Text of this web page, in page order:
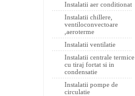
Instalatii aer conditionat
Instalatii chillere,
ventiloconvectoare
,aeroterme
Instalatii ventilatie
Instalatii centrale termice
cu tiraj fortat si in
condensatie
Instalatii pompe de
circulatie